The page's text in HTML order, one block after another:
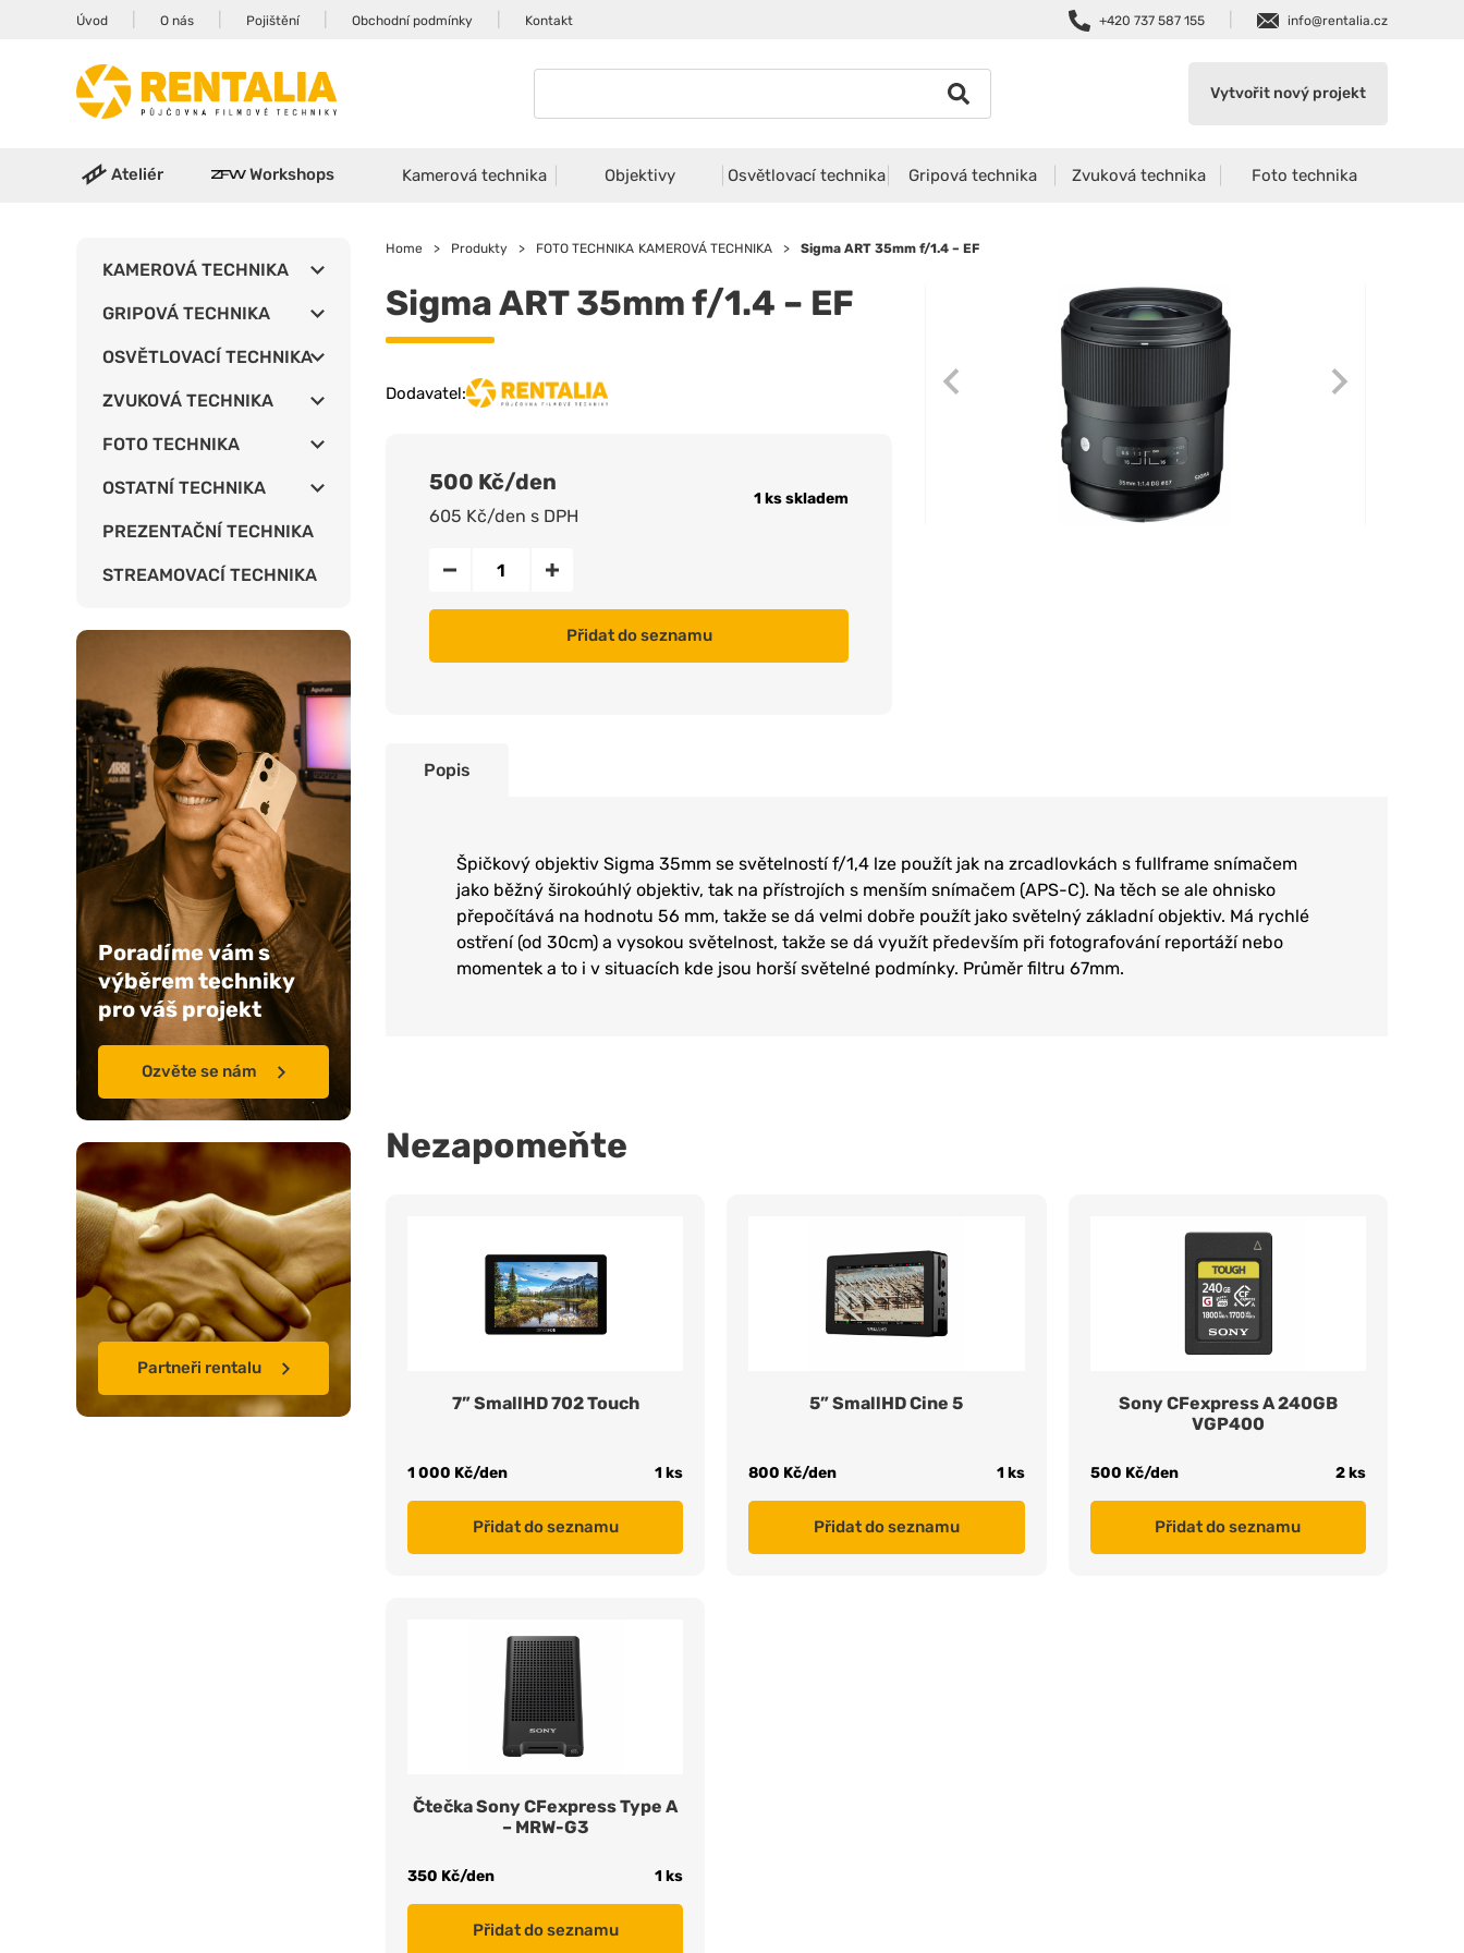
Úvod O nás Pojištění Obchodní podmínky Kontakt +420 737 587 155 info@rentalia.cz
Vytvořit nový projekt
Ateliér Workshops Kamerová technika Objektivy Osvětlovací technika Gripová technika Zvuková technika Foto technika
KAMEROVÁ TECHNIKA
GRIPOVÁ TECHNIKA
OSVĚTLOVACÍ TECHNIKA
ZVUKOVÁ TECHNIKA
FOTO TECHNIKA
OSTATNÍ TECHNIKA
PREZENTAČNÍ TECHNIKA
STREAMOVACÍ TECHNIKA
Poradíme vám s
výběrem techniky
pro váš projekt
Ozvěte se nám
Partneři rentalu
Home > Produkty > FOTO TECHNIKA KAMEROVÁ TECHNIKA > Sigma ART 35mm f/1.4 – EF
Sigma ART 35mm f/1.4 – EF
Dodavatel:
500 Kč/den
605 Kč/den s DPH
1 ks skladem
Přidat do seznamu
Popis
Špičkový objektiv Sigma 35mm se světelností f/1,4 lze použít jak na zrcadlovkách s fullframe snímačem
jako běžný širokoúhlý objektiv, tak na přístrojích s menším snímačem (APS-C). Na těch se ale ohnisko
přepočítává na hodnotu 56 mm, takže se dá velmi dobře použít jako světelný základní objektiv. Má rychlé
ostření (od 30cm) a vysokou světelnost, takže se dá využít především při fotografování reportáží nebo
momentek a to i v situacích kde jsou horší světelné podmínky. Průměr filtru 67mm.
Nezapomeňte
7” SmallHD 702 Touch
1 000 Kč/den 1 ks
Přidat do seznamu
5” SmallHD Cine 5
800 Kč/den 1 ks
Přidat do seznamu
Sony CFexpress A 240GB
VGP400
500 Kč/den 2 ks
Přidat do seznamu
Čtečka Sony CFexpress Type A
– MRW-G3
350 Kč/den 1 ks
Přidat do seznamu